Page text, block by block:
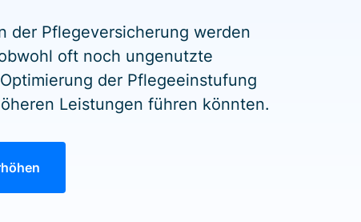
der Pflegeversicherung werden
oft noch ungenutzte
der Pflegeeinstufung
Leistungen führen könnten.